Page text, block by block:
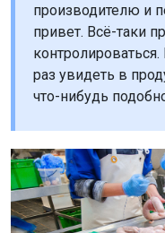
производителю и
привет. Всё-таки
раз увидеть в
что-нибудь